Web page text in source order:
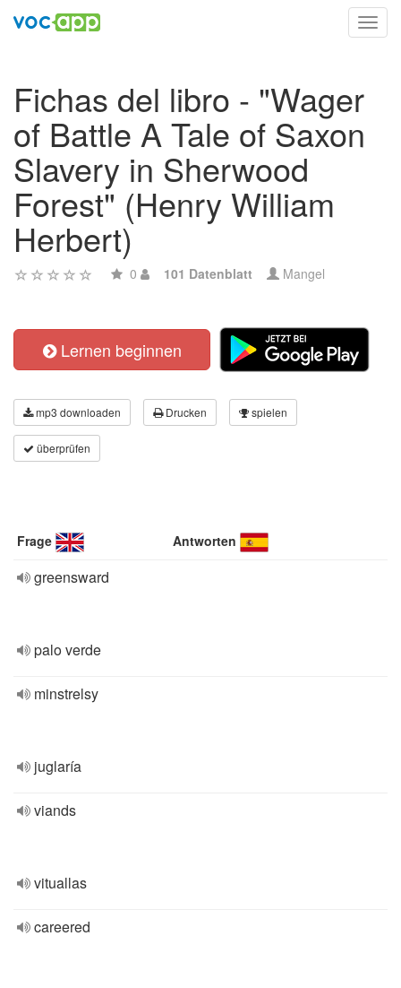
Fichas del libro - "Wager
of Battle A Tale of Saxon
Slavery in Sherwood
Forest" (Henry William
Herbert)
0 101 Datenblatt Mangel
Lernen beginnen
mp3 downloaden Drucken spielen
überprüfen
Frage Antworten
greensward
palo verde
minstrelsy
juglaría
viands
vituallas
careered